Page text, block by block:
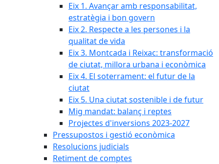
Eix 1. Avançar amb responsabilitat,
estratègia i bon govern
Eix 2. Respecte a les persones i la
qualitat de vida
Eix 3. Montcada i Reixac: transformació
de ciutat, millora urbana i econòmica
Eix 4. El soterrament: el futur de la
ciutat
Eix 5. Una ciutat sostenible i de futur
Mig mandat: balanç i reptes
Projectes d'inversions 2023-2027
Pressupostos i gestió econòmica
Resolucions judicials
Retiment de comptes